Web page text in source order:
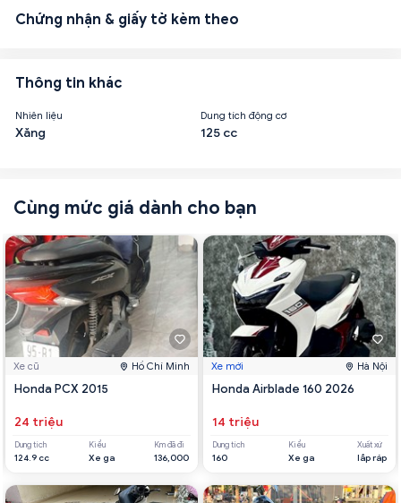
Chứng nhận & giấy tờ kèm theo
Thông tin khác
Nhiên liệu
Xăng
Dung tích động cơ
125 cc
Cùng mức giá dành cho bạn
Xe cũ Hồ Chí Minh
Honda PCX 2015
24 triệu
Dung tích
124.9 cc
Kiểu
Xe ga
Km đã đi
136,000
Xe mới Hà Nội
Honda Airblade 160 2026
14 triệu
Dung tích
160
Kiểu
Xe ga
Xuất xứ
lắp ráp